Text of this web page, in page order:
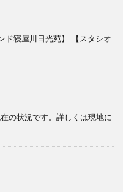
ド寝屋川日光苑】 【スタシオ
の状況です。詳しくは現地に